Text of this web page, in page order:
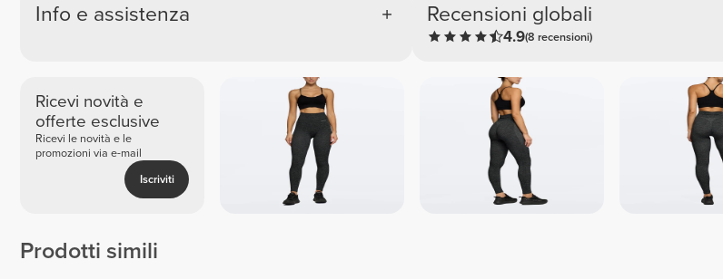
Info e assistenza Recensioni globali
4.9(8 recensioni)
Ricevi novità e
offerte esclusive
Ricevi le novità e le
promozioni via e-mail
Iscriviti
Prodotti simili